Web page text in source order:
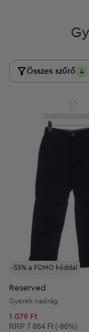
Összes szűrő 4
-55% a FOMO kóddal
Reserved
Gyerek nadrág
1 079 Ft
Ajánlott ár:
RRP 7 864 Ft (-86%)